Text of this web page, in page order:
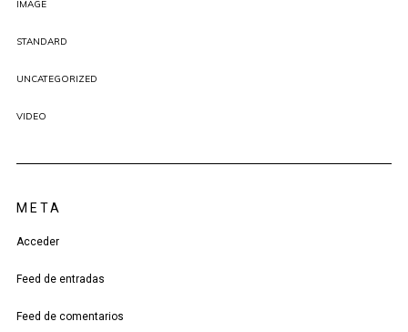
IMAGE
STANDARD
UNCATEGORIZED
VIDEO
META
Acceder
Feed de entradas
Feed de comentarios